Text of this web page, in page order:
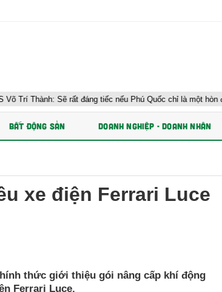
rất đáng tiếc nếu Phú Quốc chỉ là một hòn đảo du lịch
BẤT ĐỘNG SẢN DOANH NGHIỆP - DOANH NHÂN
xe điện Ferrari Luce
thức giới thiệu gói nâng cấp khí động
Ferrari Luce.